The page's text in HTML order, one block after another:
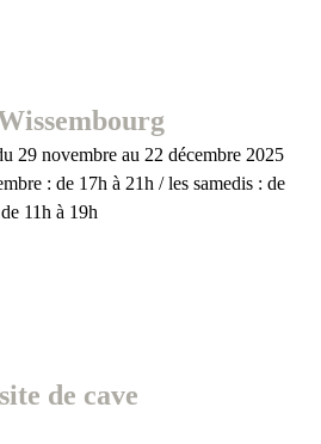
29 novembre au 22 décembre 2025
: de 17h à 21h / les samedis : de
11h à 19h
de cave